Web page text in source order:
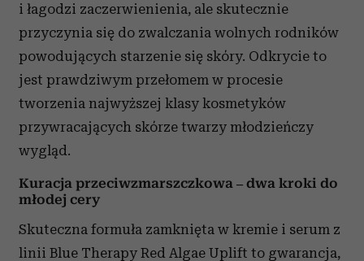
i łagodzi zaczerwienienia, ale skutecznie
przyczynia się do zwalczania wolnych rodników
powodujących starzenie się skóry. Odkrycie to
jest prawdziwym przełomem w procesie
tworzenia najwyższej klasy kosmetyków
przywracających skórze twarzy młodzieńczy
wygląd.
Kuracja przeciwzmarszczkowa – dwa kroki do
młodej cery
Skuteczna formuła zamknięta w kremie i serum z
linii Blue Therapy Red Algae Uplift to gwarancja,